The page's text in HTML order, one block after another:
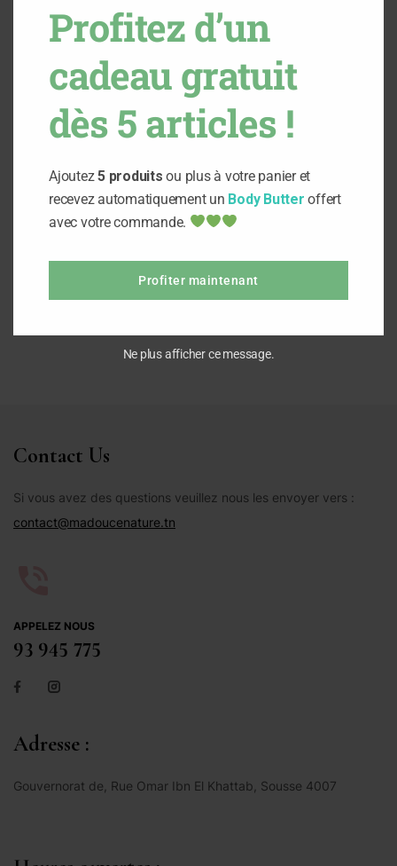
Masque argile Rose
د.ت12,000
Argile Marron Ghassoul
(Tfal)
Contact Us
Si vous avez des questions veuillez nous les envoyer vers :
contact@madoucenature.tn
APPELEZ NOUS
93 945 775
Adresse :
Gouvernorat de, Rue Omar Ibn El Khattab, Sousse 4007
Profitez d’un
cadeau gratuit
dès 5 articles !
Ajoutez5 produits ou plus à votre panier et
recevez automatiquement un Body Butter offert
avec votre commande.
Profiter maintenant
Ne plus afficher ce message.